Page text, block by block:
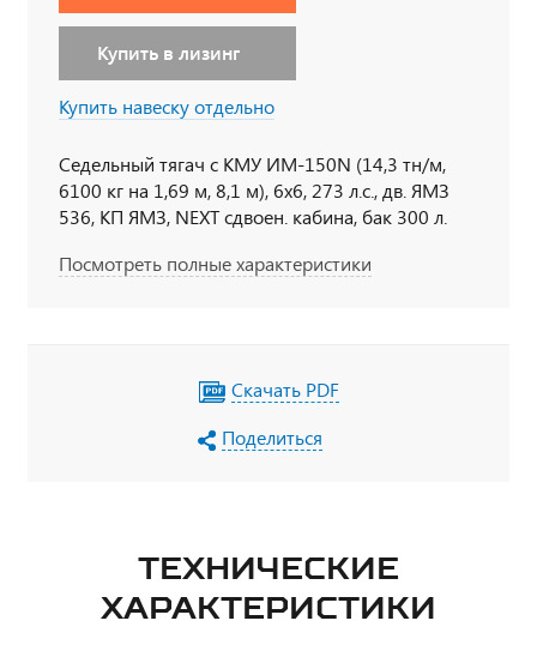
Купить в лизинг
Купить навеску отдельно
Седельный тягач с КМУ ИМ-150N (14,3 тн/м,
6100 кг на 1,69 м, 8,1 м), 6х6, 273 л.с., дв. ЯМЗ
536, КП ЯМЗ, NEXT сдвоен. кабина, бак 300 л.
Посмотреть полные характеристики
Скачать PDF
Поделиться
ТЕХНИЧЕСКИЕ
ХАРАКТЕРИСТИКИ